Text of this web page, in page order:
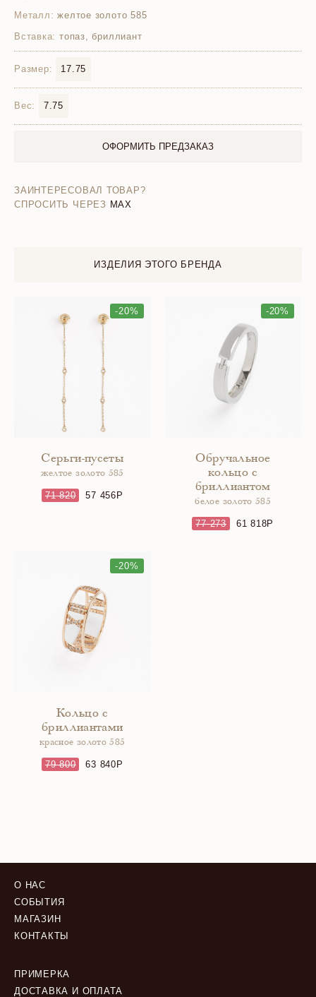
Металл: желтое золото 585
Вставка: топаз, бриллиант
Размер: 17.75
Вес: 7.75
ОФОРМИТЬ ПРЕДЗАКАЗ
ЗАИНТЕРЕСОВАЛ ТОВАР?
СПРОСИТЬ ЧЕРЕЗ MAX
ИЗДЕЛИЯ ЭТОГО БРЕНДА
-20%
Серьги-пусеты
желтое золото 585
71 820 57 456
-20%
Обручальное
кольцо с
бриллиантом
белое золото 585
77 273 61 818
-20%
Кольцо с
бриллиантами
красное золото 585
79 800 63 840
О НАС
СОБЫТИЯ
МАГАЗИН
КОНТАКТЫ
ПРИМЕРКА
ДОСТАВКА И ОПЛАТА